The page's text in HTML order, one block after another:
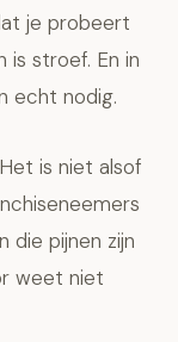
je probeert
is stroef. En in
echt nodig.
is niet alsof
die pijnen zijn
weet niet